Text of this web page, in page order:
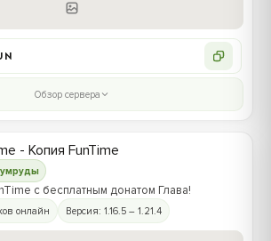
Обзор сервера
- Копия FunTime
с бесплатным донатом Глава!
онлайн Версия: 1.16.5 – 1.21.4